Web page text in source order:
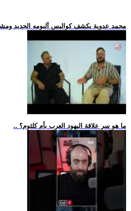
.. محمد عدوية يكشف كواليس ألبومه الجديد
.. ما هو سر علاقة اليهود العرب بأم كلثوم؟